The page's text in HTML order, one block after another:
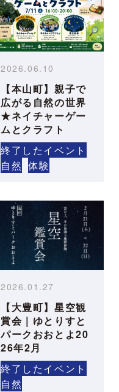
【本山町】親子で
広がる自然の世界
★ネイチャーゲー
ムとクラフト
2026.06.10
終了したイベント
自然 体験
【大豊町】星空観
賞会｜ゆとりすと
パークおおとよ20
26年2月
2026.01.27
終了したイベント
自然